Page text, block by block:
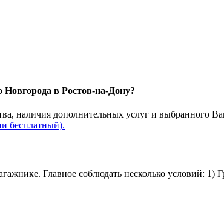
Новгорода в Ростов-на-Дону?
наличия дополнительных услуг и выбранного
бесплатный).
Главное соблюдать несколько условий: